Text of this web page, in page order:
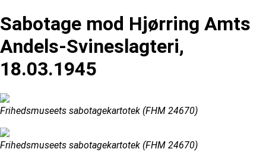
Sabotage mod Hjørring Amts
Andels-Svineslagteri,
18.03.1945
Frihedsmuseets sabotagekartotek (FHM 24670)
Frihedsmuseets sabotagekartotek (FHM 24670)